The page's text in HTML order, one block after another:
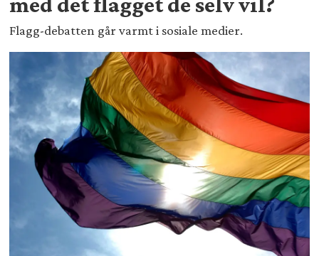
Flagg-debatten går varmt i sosiale medier.